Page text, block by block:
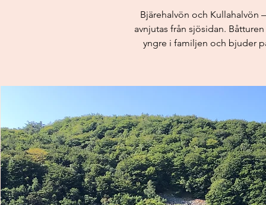
Bjärehalvön och Kullahalvön
avnjutas från sjösidan.
yngre i familjen och bjuder